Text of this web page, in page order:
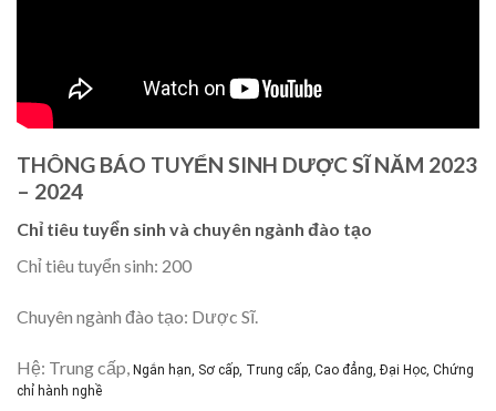
THÔNG BÁO TUYỂN SINH DƯỢC SĨ NĂM 2023
– 2024
Chỉ tiêu tuyển sinh và chuyên ngành đào tạo
Chỉ tiêu tuyển sinh: 200
Chuyên ngành đào tạo: Dược Sĩ.
Hệ: Trung cấp, Ngắn hạn, Sơ cấp, Trung cấp, Cao đẳng, Đại Học, Chứng
chỉ hành nghề